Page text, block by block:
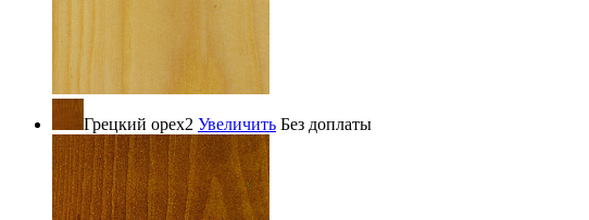
Грецкий орех2 Увеличить Без доплаты